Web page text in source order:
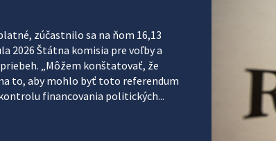
zúčastnilo sa na ňom 16,13
2026 Štátna komisia pre voľby a
„Môžem konštatovať, že
to, aby mohlo byť toto referendum
financovania politických...